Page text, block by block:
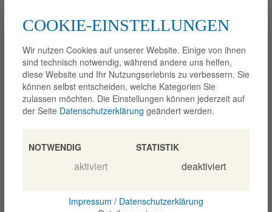
COOKIE-EINSTELLUNGEN
Wir nutzen Cookies auf unserer Website. Einige von ihnen
sind technisch notwendig, während andere uns helfen,
diese Website und Ihr Nutzungserlebnis zu verbessern. Sie
können selbst entscheiden, welche Kategorien Sie
zulassen möchten. Die Einstellungen können jederzeit auf
der Seite Datenschutzerklärung geändert werden.
NOTWENDIG
aktiviert
STATISTIK
deaktiviert
Impressum / Datenschutzerklärung
Arbeitsrecht
Erbrecht
Mietrecht
Anwälte
Blog
Bewertungen